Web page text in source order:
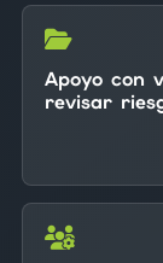
Apoyo con
revisar